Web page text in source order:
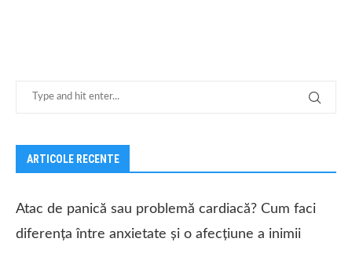
ARTICOLE RECENTE
Atac de panică sau problemă cardiacă? Cum faci
diferența între anxietate și o afecțiune a inimii